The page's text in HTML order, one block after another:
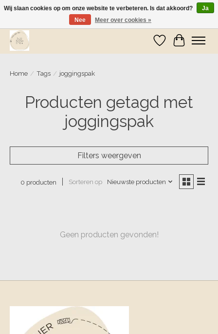
Wij zijn op vakantie! Vanaf zaterdag 9 mei worden er weer pakketjes verzonden
Verlanglijst
Home / Tags / joggingspak
Producten getagd met
joggingspak
Filters weergeven
0 producten Sorteren op Nieuwste producten
Geen producten gevonden!
Wij slaan cookies op om onze website te verbeteren. Is dat akkoord?
Ja
Nee
Meer over cookies »